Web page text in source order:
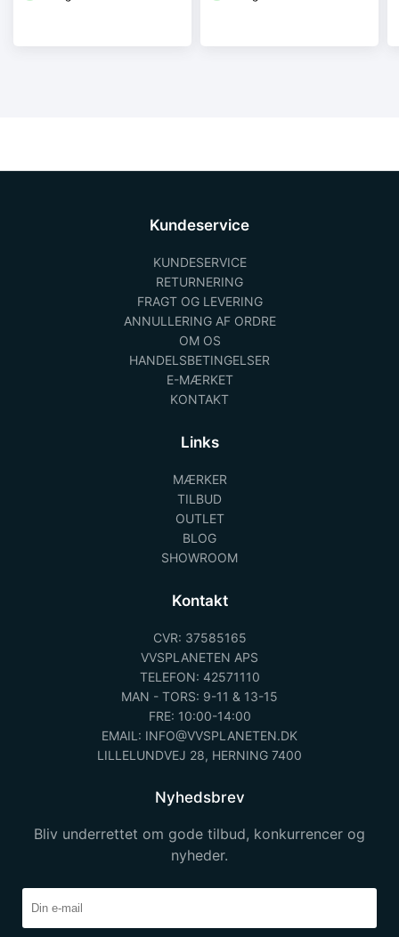
Kundeservice
KUNDESERVICE
RETURNERING
FRAGT OG LEVERING
ANNULLERING AF ORDRE
OM OS
HANDELSBETINGELSER
E-MÆRKET
KONTAKT
Links
MÆRKER
TILBUD
OUTLET
BLOG
SHOWROOM
Kontakt
CVR: 37585165
VVSPLANETEN APS
TELEFON: 42571110
MAN - TORS: 9-11 & 13-15
FRE: 10:00-14:00
EMAIL: INFO@VVSPLANETEN.DK
LILLELUNDVEJ 28, HERNING 7400
Nyhedsbrev
Bliv underrettet om gode tilbud, konkurrencer og
nyheder.